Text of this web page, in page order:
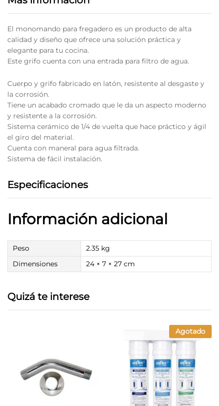
El monomando para fregadero es un producto de alta
calidad y diseño que ofrece una solución práctica y
elegante para tu cocina.
Este grifo cuenta con una entrada para filtro de agua.
Cuerpo y grifo fabricado en latón, resistente al desgaste y
la corrosión.
Tiene un acabado cromado que le da un aspecto moderno
y resistente a la corrosión.
Sistema cerámico de 1/4 de vuelta que hace práctico y ágil
el giro del material.
Cuenta con maneral para agua filtrada.
Sistema de fácil instalación.
Especificaciones
Información adicional
Peso
2.35 kg
Dimensiones
24 × 7 × 27 cm
Quizá te interese
Agotado